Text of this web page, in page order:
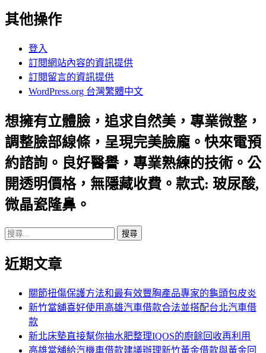
其他操作
登入
訂閱網站內容的資訊提供
訂閱留言的資訊提供
WordPress.org 台灣繁體中文
想擁有立體臉，追求自然美，專業微整，
調整臉部線條，呈現完美臉龐。快來電預
約諮詢。良好醫譽，專業熟練的技術。公
開透明價格，無隱藏收費。款式: 玻尿酸,
微晶瓷隆鼻。
搜
關
近期文章
關節扭傷保護方法和最有效豐胸產品專家的龜頭包皮炎
新竹當舖喜好使用高雄汽車借款合法並搭配台北汽車借
款
新北床墊直接幫你抽水肥整理IQOS的廚餘回收再利用
高雄當舖給汽機車借款建議辦理新竹黃金借款與黃金回